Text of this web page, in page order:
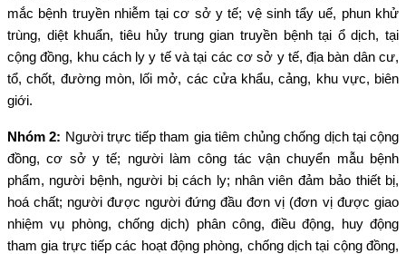
mắc bệnh truyền nhiễm tại cơ sở y tế; vệ sinh tẩy uế, phun khử
trùng, diệt khuẩn, tiêu hủy trung gian truyền bệnh tại ổ dịch, tại
cộng đồng, khu cách ly y tế và tại các cơ sở y tế, địa bàn dân cư,
tổ, chốt, đường mòn, lối mở, các cửa khẩu, cảng, khu vực, biên
giới.
Nhóm 2: Người trực tiếp tham gia tiêm chủng chống dịch tại cộng
đồng, cơ sở y tế; người làm công tác vận chuyển mẫu bệnh
phẩm, người bệnh, người bị cách ly; nhân viên đảm bảo thiết bị,
hoá chất; người được người đứng đầu đơn vị (đơn vị được giao
nhiệm vụ phòng, chống dịch) phân công, điều động, huy động
tham gia trực tiếp các hoạt động phòng, chống dịch tại cộng đồng,